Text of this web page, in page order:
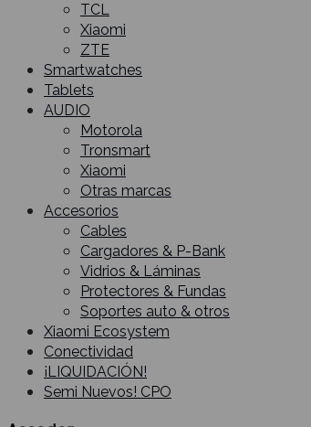
TCL
Xiaomi
ZTE
Smartwatches
Tablets
AUDIO
Motorola
Tronsmart
Xiaomi
Otras marcas
Accesorios
Cables
Cargadores & P-Bank
Vidrios & Láminas
Protectores & Fundas
Soportes auto & otros
Xiaomi Ecosystem
Conectividad
¡LIQUIDACIÓN!
Semi Nuevos! CPO